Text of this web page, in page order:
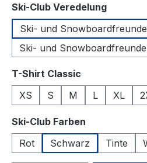
Ski-Club Veredelung
Ski- und
Ski- und
T-Shirt Classic
XS
S M L XL
Ski-Club Farben
Rot
Schwarz Tinte